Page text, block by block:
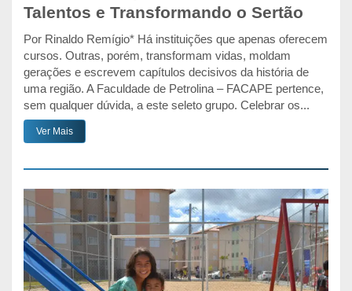
Talentos e Transformando o Sertão
Por Rinaldo Remígio* Há instituições que apenas oferecem
cursos. Outras, porém, transformam vidas, moldam
gerações e escrevem capítulos decisivos da história de
uma região. A Faculdade de Petrolina – FACAPE pertence,
sem qualquer dúvida, a este seleto grupo. Celebrar os...
Ver Mais